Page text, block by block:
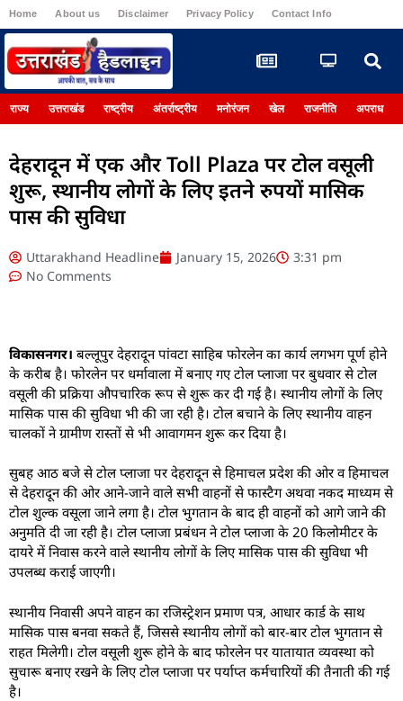
Home About us Disclaimer Privacy Policy Contact Info
राज्य उत्तराखंड राष्ट्रीय अंतर्राष्ट्रीय मनोरंजन खेल राजनीति अपराध
देहरादून में एक और Toll Plaza पर टोल वसूली
शुरू, स्थानीय लोगों के लिए इतने रुपयों मासिक
पास की सुविधा
Uttarakhand Headline January 15, 2026
3:31 pm
No Comments
विकासनगर। बल्लूपुर देहरादून पांवटा साहिब फोरलेन का कार्य लगभग पूर्ण होने
के करीब है। फोरलेन पर धर्मावाला में बनाए गए टोल प्लाजा पर बुधवार से टोल
वसूली की प्रक्रिया औपचारिक रूप से शुरू कर दी गई है। स्थानीय लोगों के लिए
मासिक पास की सुविधा भी की जा रही है। टोल बचाने के लिए स्थानीय वाहन
चालकों ने ग्रामीण रास्तों से भी आवागमन शुरू कर दिया है।
सुबह आठ बजे से टोल प्लाजा पर देहरादून से हिमाचल प्रदेश की ओर व हिमाचल
से देहरादून की ओर आने-जाने वाले सभी वाहनों से फास्टैग अथवा नकद माध्यम से
टोल शुल्क वसूला जाने लगा है। टोल भुगतान के बाद ही वाहनों को आगे जाने की
अनुमति दी जा रही है। टोल प्लाजा प्रबंधन ने टोल प्लाजा के 20 किलोमीटर के
दायरे में निवास करने वाले स्थानीय लोगों के लिए मासिक पास की सुविधा भी
उपलब्ध कराई जाएगी।
स्थानीय निवासी अपने वाहन का रजिस्ट्रेशन प्रमाण पत्र, आधार कार्ड के साथ
मासिक पास बनवा सकते हैं, जिससे स्थानीय लोगों को बार-बार टोल भुगतान से
राहत मिलेगी। टोल वसूली शुरू होने के बाद फोरलेन पर यातायात व्यवस्था को
सुचारू बनाए रखने के लिए टोल प्लाजा पर पर्याप्त कर्मचारियों की तैनाती की गई
है।